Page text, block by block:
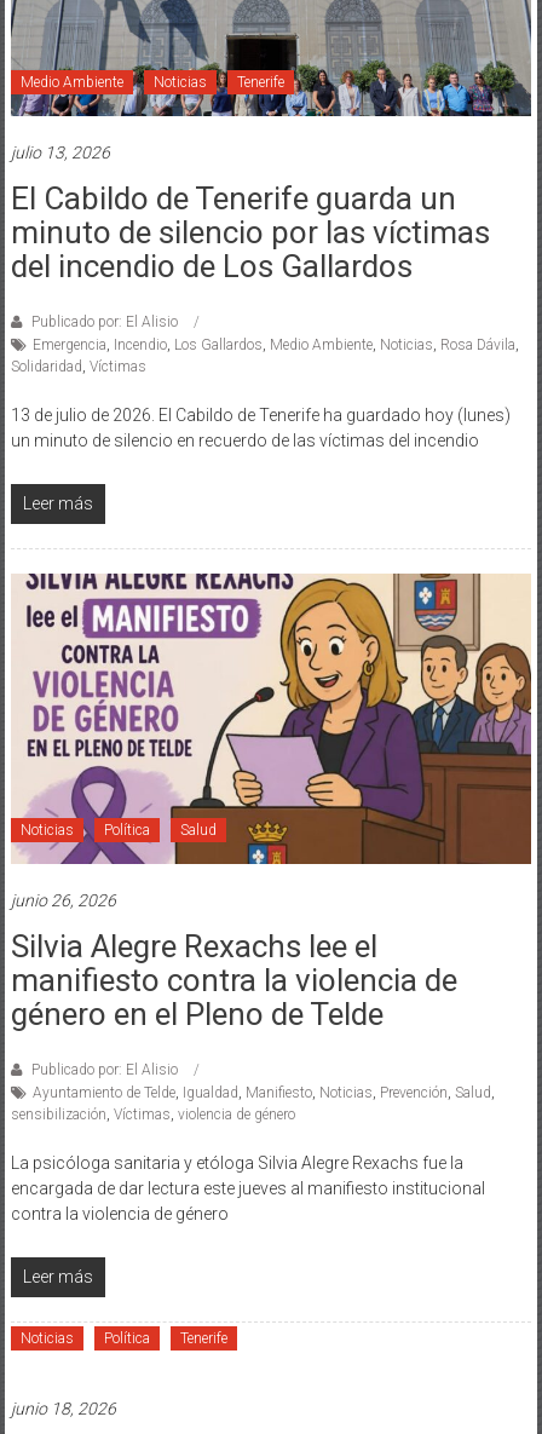
Medio Ambiente Noticias Tenerife
julio 13, 2026
El Cabildo de Tenerife guarda un
minuto de silencio por las víctimas
del incendio de Los Gallardos
Publicado por: El Alisio
Emergencia Incendio, Los Gallardos Medio Ambiente, Noticias Rosa Dávila
Solidaridad Víctimas
13 de julio de 2026. El Cabildo de Tenerife ha guardado hoy (lunes)
un minuto de silencio en recuerdo de las víctimas del incendio
Leer más
Noticias Política Salud
junio 26, 2026
Silvia Alegre Rexachs lee el
manifiesto contra la violencia de
género en el Pleno de Telde
Publicado por: El Alisio
Ayuntamiento de Telde, Igualdad, Manifiesto, Noticias, Prevención, Salud,
sensibilización, Víctimas, violencia de género
La psicóloga sanitaria y etóloga Silvia Alegre Rexachs fue la
encargada de dar lectura este jueves al manifiesto institucional
contra la violencia de género
Leer más
Noticias Política Tenerife
junio 18, 2026